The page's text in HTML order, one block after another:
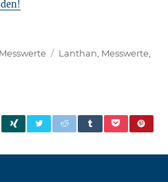
Kategorien
Messwerte Schlagwörter
Lanthan Messwerte